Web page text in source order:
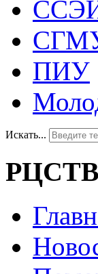
ПИУ
Искать...